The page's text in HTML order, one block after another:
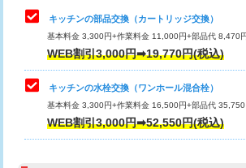
給水管工事※（塩ビ管（VP・HI）使
用/3ｍまで)
給水管工事※（塩ビ管（VP・HI）使
用（追加）/3ｍ超え)
給水管工事※（ライニング鋼管・銅
管・ポリ管・HT管使用/3ｍまで)
理・調整・分解・加工など（中作業）
止水・漏水調査・防水処理・清掃・修
理・調整・分解・加工など（重作業）
お風呂タンク脱着
その他部品の脱着
キッチンの部品交換（カートリッジ交換）
基本料金 3,300円+作業料金 11,000円+部品代 8,470
WEB割引3,000円➡19,770円(税込)
キッチンの水栓交換（ワンホール混合栓）
基本料金 3,300円+作業料金 16,500円+部品代
WEB割引3,000円➡52,550円(税込)